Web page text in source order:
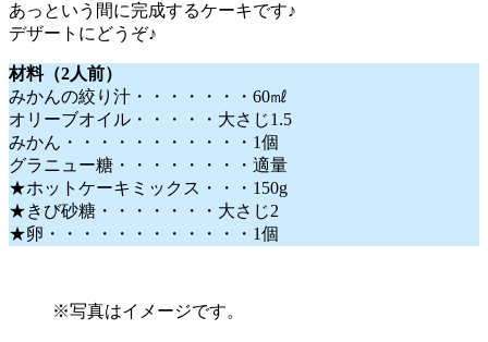
あっという間に完成するケーキです♪
デザートにどうぞ♪
材料（2人前）
みかんの絞り汁・・・・・・・60㎖
オリーブオイル・・・・・大さじ1.5
みかん・・・・・・・・・・・1個
グラニュー糖・・・・・・・・適量
★ホットケーキミックス・・・150g
★きび砂糖・・・・・・・大さじ2
★卵・・・・・・・・・・・・1個
※写真はイメージです。